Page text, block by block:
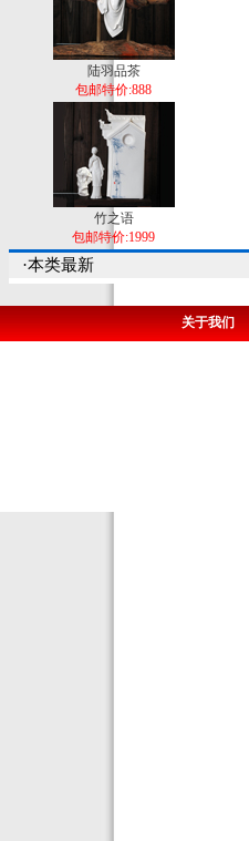
陆羽品茶
包邮特价:888
竹之语
包邮特价:1999
·本类最新
关于我们